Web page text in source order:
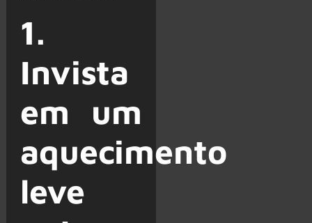
1.
Invista
em um
aquecimento
leve